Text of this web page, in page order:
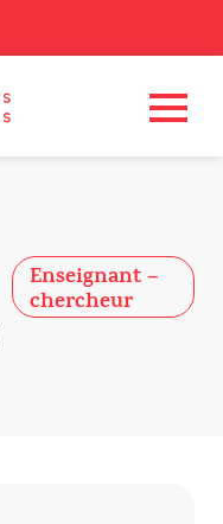
Enseignant –
chercheur